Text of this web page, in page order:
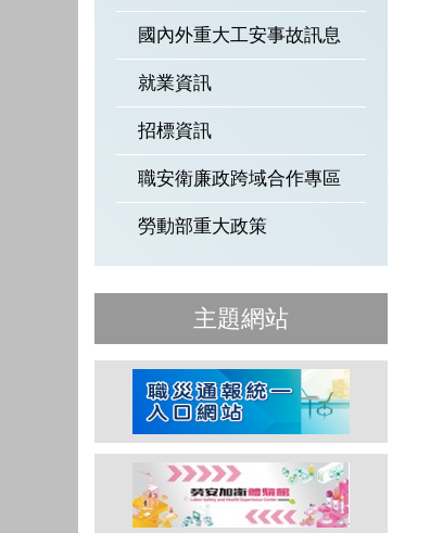
國內外重大工安事故訊息
就業資訊
招標資訊
職安衛廉政跨域合作專區
勞動部重大政策
主題網站